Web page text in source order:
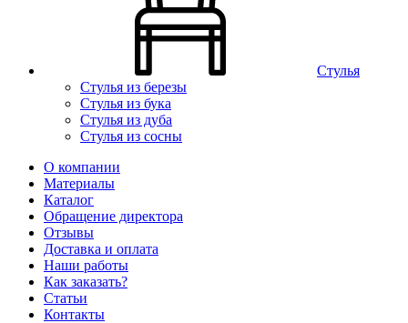
Стулья
Стулья из березы
Стулья из бука
Стулья из дуба
Стулья из сосны
О компании
Материалы
Каталог
Обращение директора
Отзывы
Доставка и оплата
Наши работы
Как заказать?
Статьи
Контакты